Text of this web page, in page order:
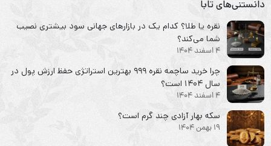
دانستنی‌های تابا
نقره یا طلا؟ کدام یک در بازارهای جهانی سود بیشتری نصیب
شما می‌کند؟
4 اسفند 1404
چرا خرید ساچمه نقره ۹۹۹ بهترین استراتژی حفظ ارزش پول در
سال ۱۴۰۴ است؟
4 اسفند 1404
سکه‌ بهار آزادی چند گرم است؟
19 بهمن 1404